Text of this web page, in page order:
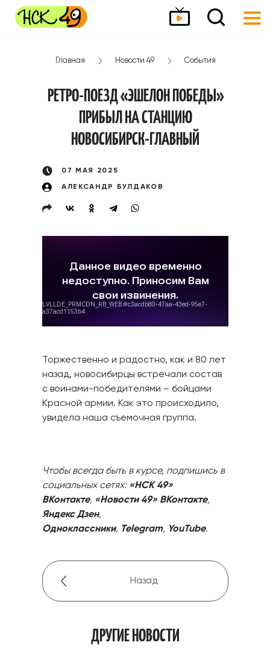
Главная Новости 49 События
РЕТРО-ПОЕЗД «ЭШЕЛОН ПОБЕДЫ»
ПРИБЫЛ НА СТАНЦИЮ
НОВОСИБИРСК-ГЛАВНЫЙ
07 МАЯ 2025
АЛЕКСАНДР БУЛДАКОВ
Торжественно и радостно, как и 80 лет
назад, новосибирцы встречали состав
с воинами-победителями – бойцами
Красной армии. Как это происходило,
увидела наша съемочная группа.
Чтобы всегда быть в курсе, подпишись в
социальных сетях: «НСК 49»
ВКонтакте, «Новости 49» ВКонтакте,
Яндекс Дзен,
Одноклассники, Telegram, YouTube.
Назад
ДРУГИЕ НОВОСТИ